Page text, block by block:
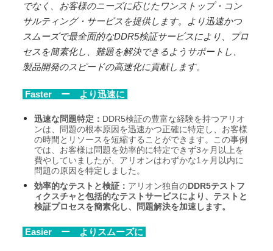
でなく、お客様のニーズに応じたワンストップ・コン
サルティング・サービスを提供します。より迅速かつ
スムーズで最全面的なDDR5検証サービスにより、プロ
セスを簡素化し、難題を解決できるようサポートし、
製品開発のスピードの高速化に貢献します。
Faster ー より迅速に
迅速な問題特定： DDR5検証の豊富な経験を持つアリオ
ンは、問題の根本原因を迅速かつ正確に特定し、お客様
の時間とリソースを短縮することができます。この事例
では、お客様は問題を効率的に特定できず3ヶ月以上を
費やしていましたが、アリオンはわずかな1 ヶ月以内に
問題の原因を特定しました。
効率的なテストと検証： アリオン独自のDDR5テストフ
ィクスチャと包括的なテストサービスにより、テストと
検証プロセスを簡素化し、問題解決を加速します。
Easier ー よりスムーズに